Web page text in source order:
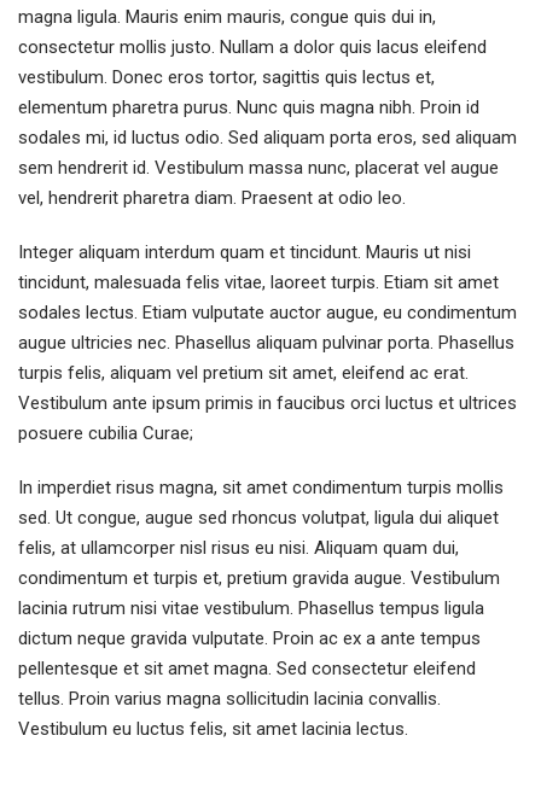
magna ligula. Mauris enim mauris, congue quis dui in,
consectetur mollis justo. Nullam a dolor quis lacus eleifend
vestibulum. Donec eros tortor, sagittis quis lectus et,
elementum pharetra purus. Nunc quis magna nibh. Proin id
sodales mi, id luctus odio. Sed aliquam porta eros, sed aliquam
sem hendrerit id. Vestibulum massa nunc, placerat vel augue
vel, hendrerit pharetra diam. Praesent at odio leo.
Integer aliquam interdum quam et tincidunt. Mauris ut nisi
tincidunt, malesuada felis vitae, laoreet turpis. Etiam sit amet
sodales lectus. Etiam vulputate auctor augue, eu condimentum
augue ultricies nec. Phasellus aliquam pulvinar porta. Phasellus
turpis felis, aliquam vel pretium sit amet, eleifend ac erat.
Vestibulum ante ipsum primis in faucibus orci luctus et ultrices
posuere cubilia Curae;
In imperdiet risus magna, sit amet condimentum turpis mollis
sed. Ut congue, augue sed rhoncus volutpat, ligula dui aliquet
felis, at ullamcorper nisl risus eu nisi. Aliquam quam dui,
condimentum et turpis et, pretium gravida augue. Vestibulum
lacinia rutrum nisi vitae vestibulum. Phasellus tempus ligula
dictum neque gravida vulputate. Proin ac ex a ante tempus
pellentesque et sit amet magna. Sed consectetur eleifend
tellus. Proin varius magna sollicitudin lacinia convallis.
Vestibulum eu luctus felis, sit amet lacinia lectus.